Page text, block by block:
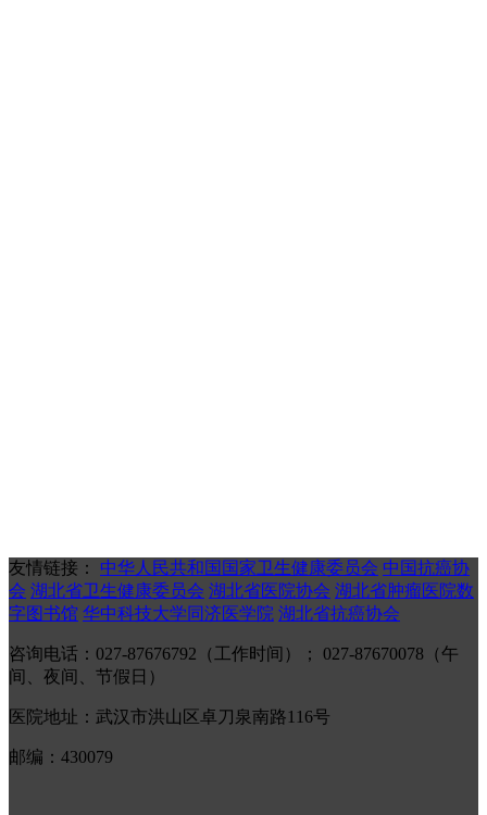
友情链接： 中华人民共和国国家卫生健康委员会 中国抗癌协
会 湖北省卫生健康委员会 湖北省医院协会 湖北省肿瘤医院数
字图书馆 华中科技大学同济医学院 湖北省抗癌协会
咨询电话：027-87676792（工作时间）； 027-87670078（午
间、夜间、节假日）
医院地址：武汉市洪山区卓刀泉南路116号
邮编：430079